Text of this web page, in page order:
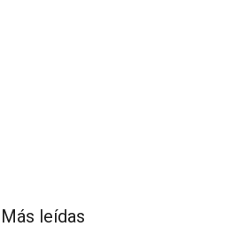
Más leídas